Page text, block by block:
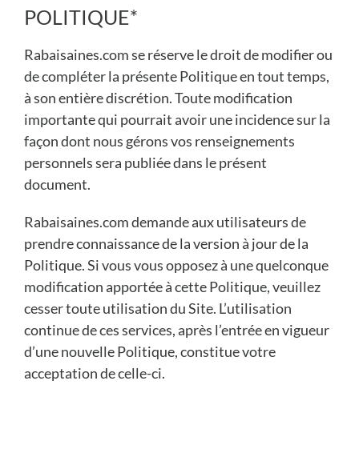
POLITIQUE*
Rabaisaines.com se réserve le droit de modifier ou
de compléter la présente Politique en tout temps,
à son entière discrétion. Toute modification
importante qui pourrait avoir une incidence sur la
façon dont nous gérons vos renseignements
personnels sera publiée dans le présent
document.
Rabaisaines.com demande aux utilisateurs de
prendre connaissance de la version à jour de la
Politique. Si vous vous opposez à une quelconque
modification apportée à cette Politique, veuillez
cesser toute utilisation du Site. L’utilisation
continue de ces services, après l’entrée en vigueur
d’une nouvelle Politique, constitue votre
acceptation de celle-ci.